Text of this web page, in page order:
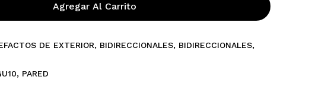
Agregar Al Carrito
DE EXTERIOR, BIDIRECCIONALES, BIDIRECCIONALES,
, PARED